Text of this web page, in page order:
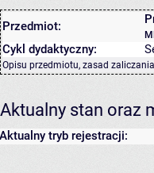
Przedmiot:
Cykl dydaktyczny:
Opisu przedmiotu, zasad
Aktualny stan oraz
Aktualny tryb rejestracji: